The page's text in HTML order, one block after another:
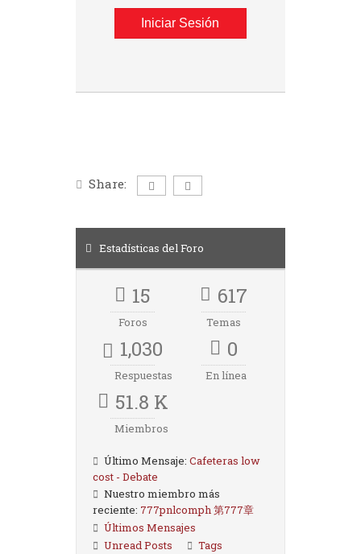
Share:
Estadísticas del Foro
15
Foros
617
Temas
1,030
Respuestas
0
En línea
51.8 K
Miembros
Último Mensaje: Cafeteras low
cost - Debate
Nuestro miembro más
reciente: 777pnlcomph 第777章
Últimos Mensajes
Unread Posts
Tags